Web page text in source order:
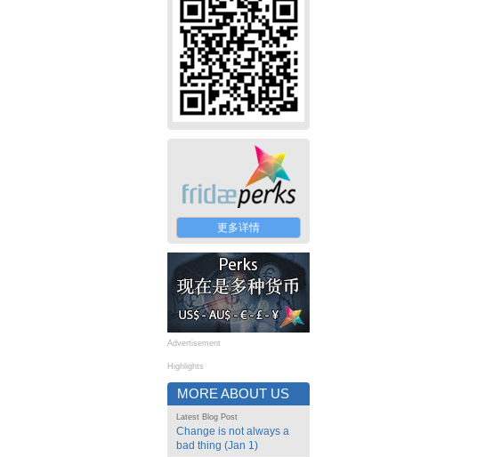
更多详情
Advertisement
Highlights
MORE ABOUT US
Latest Blog Post
Change is not always a
bad thing (Jan 1)